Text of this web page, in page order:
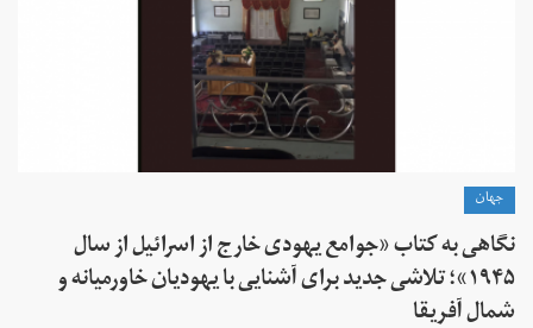
جهان
نگاهی به کتاب «جوامع یهودی خارج از اسرائیل از سال
۱۹۴۵»؛ تلاشی جدید برای آشنایی با یهودیان خاورمیانه و
شمال آفریقا